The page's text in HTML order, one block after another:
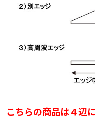
こちらの商品は４辺